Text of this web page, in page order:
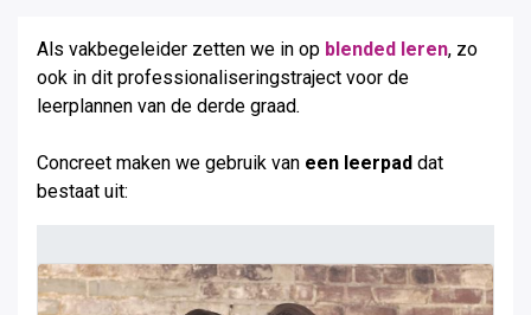
Als vakbegeleider zetten we in op blended leren, zo
ook in dit professionaliseringstraject voor de
leerplannen van de derde graad.
Concreet maken we gebruik van een leerpad dat
bestaat uit: